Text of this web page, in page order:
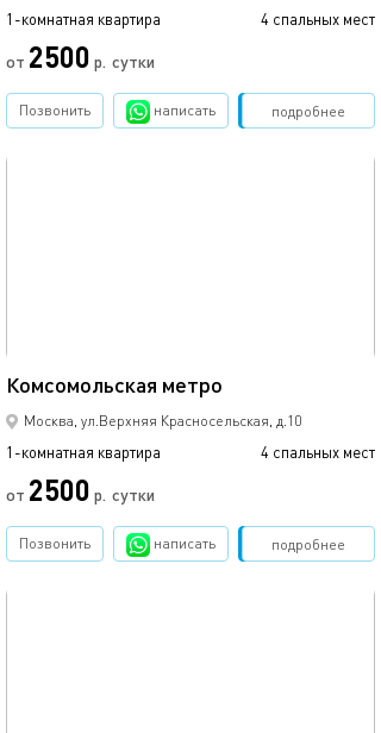
1-комнатная квартира 4 спальных мест
от 2500 р. сутки
подробнее
Позвонить написать Забронировать
Комсомольская метро
Москва, ул.Верхняя Красносельская, д.10
1-комнатная квартира 4 спальных мест
от 2500 р. сутки
подробнее
Позвонить написать Забронировать